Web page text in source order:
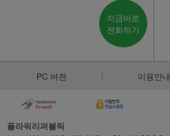
지금바로
전화하기
PC 버전 이용안내
플라워리퍼블릭